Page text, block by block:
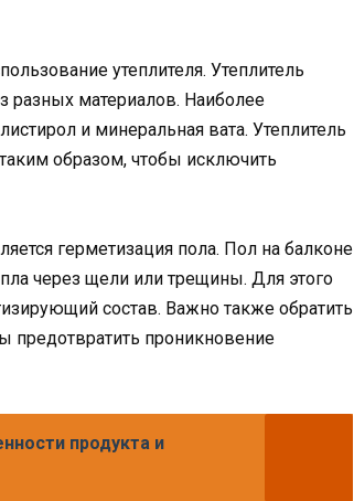
утеплителя. Утеплитель
разных материалов. Наиболее
и минеральная вата. Утеплитель
образом, чтобы исключить
герметизация пола. Пол на балконе
через щели или трещины. Для этого
состав. Важно также обратить
предотвратить проникновение
продукта и